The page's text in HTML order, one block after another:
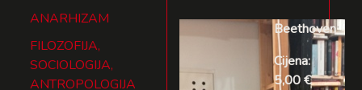
ANARHIZAM
FILOZOFIJA,
SOCIOLOGIJA,
ANTROPOLOGIJA
Beethoven
Cijena:
5,00 €